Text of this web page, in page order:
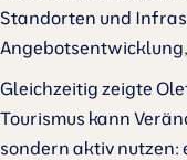
Standorten und
Gleichzeitig zeigte
Tourismus kann
sondern aktiv nutzen: